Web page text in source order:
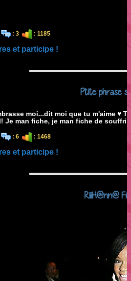
: 3 : 1185
et participe !
Ptite phrase
moi...dit moi que tu m'aime ♥
Je man fiche, je man fiche de
: 6 : 1468
et participe !
RiiiH@nn@